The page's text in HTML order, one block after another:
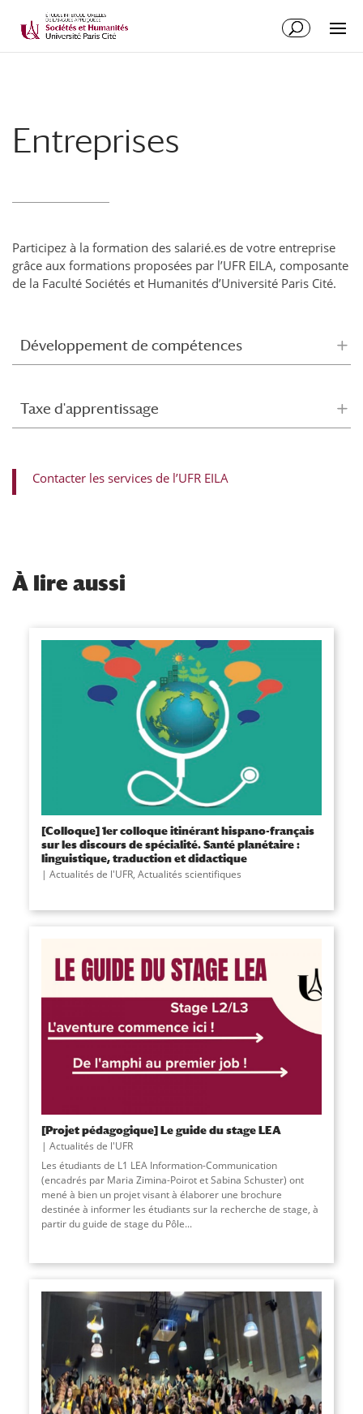
Entreprises
Participez à la formation des salarié.es de votre entreprise
grâce aux formations proposées par l’UFR EILA, composante
de la Faculté Sociétés et Humanités d’Université Paris Cité.
Développement de compétences
Taxe d'apprentissage
Contacter les services de l’UFR EILA
À lire aussi
[Colloque] 1er colloque itinérant hispano-français
sur les discours de spécialité. Santé planétaire :
linguistique, traduction et didactique
Actualités de l'UFR, Actualités scientifiques
[Projet pédagogique] Le guide du stage LEA
Actualités de l'UFR
Les étudiants de L1 LEA Information-Communication
(encadrés par Maria Zimina-Poirot et Sabina Schuster) ont
mené à bien un projet visant à élaborer une brochure
destinée à informer les étudiants sur la recherche de stage, à
partir du guide de stage du Pôle...